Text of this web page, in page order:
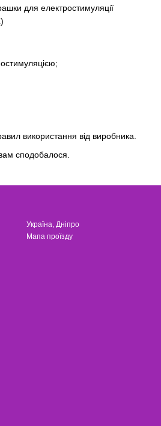
використання від виробника.
сподобалося.
Україна, Дніпро
Мапа проїзду